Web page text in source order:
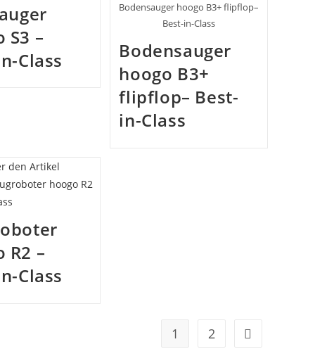
S3 –
Class
Bodensauger hoogo B3+ flipflop–
Best-in-Class
Bodensauger
hoogo B3+
flipflop– Best-
in-Class
R2 –
Class
1 2